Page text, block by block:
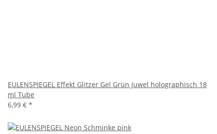
EULENSPIEGEL Effekt Glitzer Gel Grün Juwel holographisch 18
ml Tube
6,99 € *